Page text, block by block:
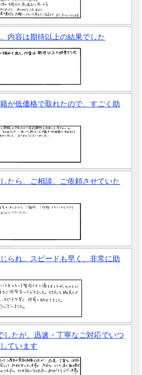
内容は期待以上の結果でした
が低価格で取れたので、すごく助
たら、ご相談、ご依頼させていた
られ、スピードも早く、非常に助
したが、迅速・丁寧なご対応でいつ
ています